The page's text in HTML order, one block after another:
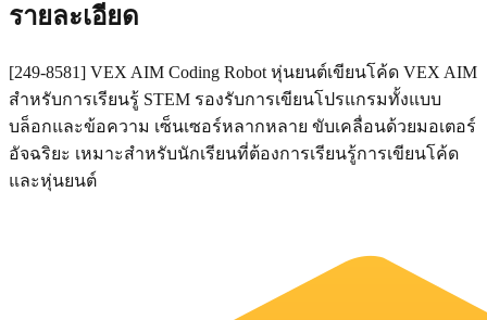
รายละเอียด
[249-8581] VEX AIM Coding Robot หุ่นยนต์เขียนโค้ด VEX AIM
สำหรับการเรียนรู้ STEM รองรับการเขียนโปรแกรมทั้งแบบ
บล็อกและข้อความ เซ็นเซอร์หลากหลาย ขับเคลื่อนด้วยมอเตอร์
อัจฉริยะ เหมาะสำหรับนักเรียนที่ต้องการเรียนรู้การเขียนโค้ด
และหุ่นยนต์